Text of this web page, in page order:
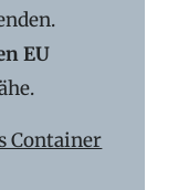
EU
Container